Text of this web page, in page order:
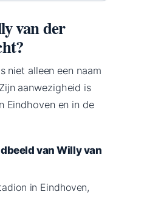
van der
niet alleen een naam
aanwezigheid is
Eindhoven en in de
van Willy van
in Eindhoven,